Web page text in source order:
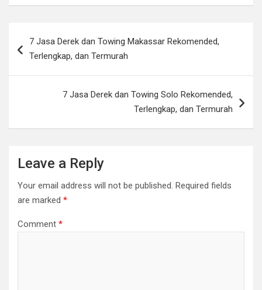
navigation
7 Jasa Derek dan Towing Makassar Rekomended,
Terlengkap, dan Termurah
7 Jasa Derek dan Towing Solo Rekomended,
Terlengkap, dan Termurah
Leave a Reply
Your email address will not be published. Required fields
are marked *
Comment *